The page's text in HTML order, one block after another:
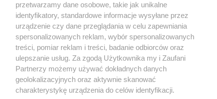
Chorzów zoo las deszczowy
Śląski Ogród Zoologiczny kończy 65 lat i otwiera nowy
rozdział swojej historii. W piątek, 6 października 2023 r.,
podczas jubileuszowych obchodów, w chorzowskim
zoo otwarto nowy pawilon lasu deszczowego Ameryki
Nie zapomnij
zapoznać się z:
polityką prywatności regulamin korzystania z portali
Twojemiasto
Piekary Śląskie
Chorzów
Tarnowskie Góry
Skontakuj sięz nami
Kontakt
Wydawca
Redakcja
przetwarzamy dane osobowe, takie jak unikalne
identyfikatory, standardowe informacje wysyłane przez
urządzenie czy dane przeglądania w celu zapewniania
spersonalizowanych reklam, wybór spersonalizowanych
treści, pomiar reklam i treści, badanie odbiorców oraz
ulepszanie usług. Za zgodą Użytkownika my i Zaufani
Partnerzy możemy używać dokładnych danych
geolokalizacyjnych oraz aktywnie skanować
charakterystykę urządzenia do celów identyfikacji.